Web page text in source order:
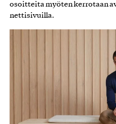
osoitteita myöten kerrotaan
nettisivuilla.